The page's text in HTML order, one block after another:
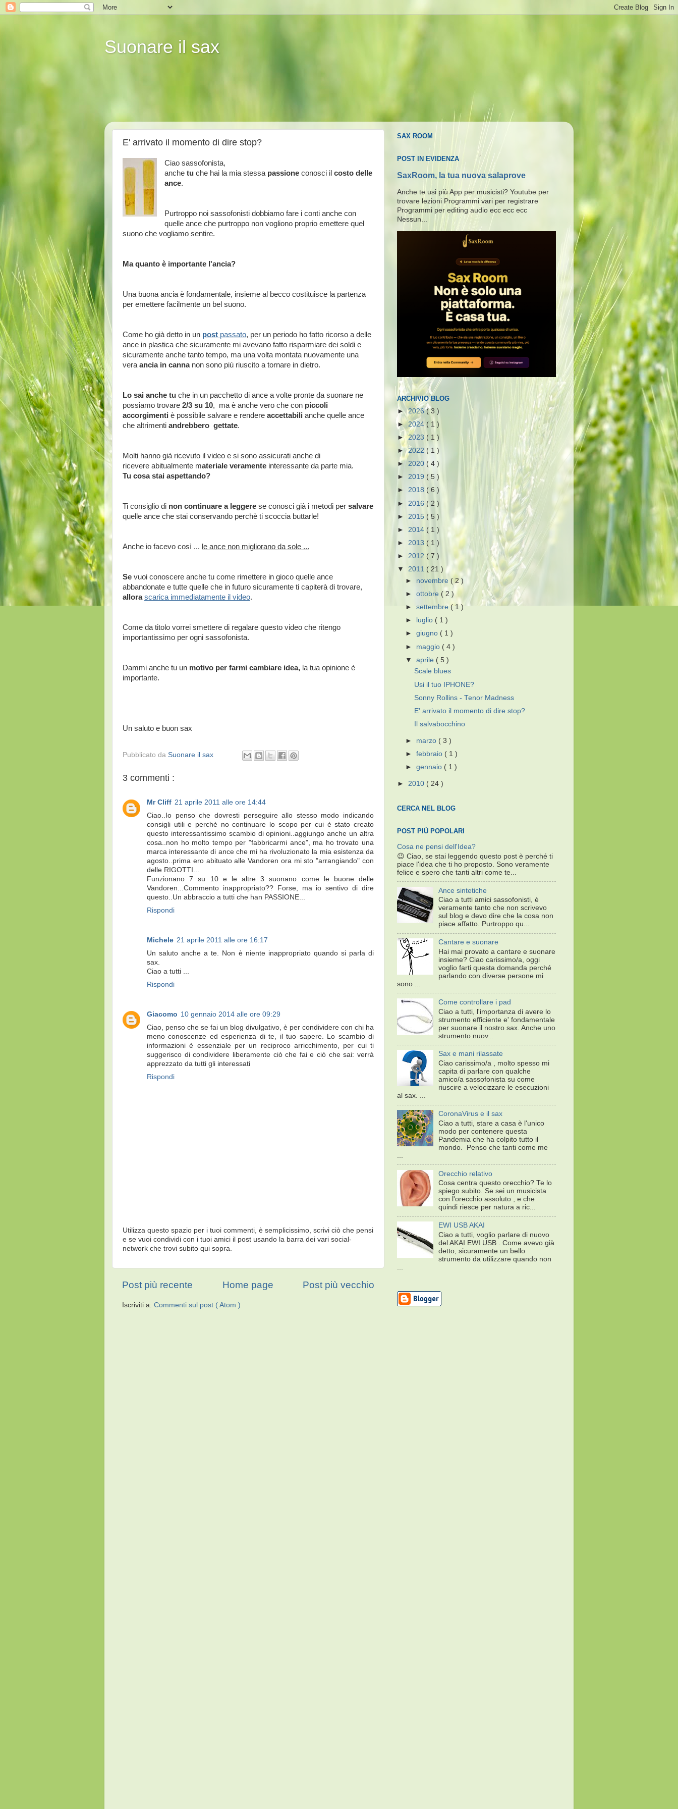
Suonare il sax
E' arrivato il momento di dire stop?
Ciao sassofonista,
anche tuche hai la mia stessa passioneconosci il costo delle
ance.
Purtroppo noi sassofonisti dobbiamo fare i conti anche con
quelle ance che purtroppo non vogliono proprio emettere quel
suono che vogliamo sentire.
Ma quanto è importante l'ancia?
Una buona ancia è fondamentale, insieme al becco costituisce la partenza
per emettere facilmente un bel suono.
Come ho già detto in un post passato, per un periodo ho fatto ricorso a delle
ance in plastica che sicuramente mi avevano fatto risparmiare dei soldi e
sicuramente anche tanto tempo, ma una volta montata nuovamente una
vera ancia in cannanon sono più riuscito a tornare in dietro.
Lo sai anche tu che in un pacchetto di ance a volte pronte da suonare ne
possiamo trovare 2/3 su 10, ma è anche vero che con piccoli
accorgimenti è possibile salvare e rendere accettabili anche quelle ance
che altrimenti andrebbero gettate.
Molti hanno già ricevuto il video e si sono assicurati anche di
ricevere abitualmente materiale veramente interessante da parte mia.
Tu cosa stai aspettando?
Ti consiglio di non continuare a leggere se conosci già i metodi per salvare
quelle ance che stai conservando perchè ti scoccia buttarle!
Anche io facevo così ... le ance non migliorano da sole ...
Se vuoi conoscere anche tu come rimettere in gioco quelle ance
abbandonate e tutte quelle che in futuro sicuramente ti capiterà di trovare,
allora scarica immediatamente il video.
Come da titolo vorrei smettere di regalare questo video che ritengo
importantissimo per ogni sassofonista.
Dammi anche tu un motivo per farmi cambiare idea, la tua opinione è
importante.
Un saluto e buon sax
Pubblicato da Suonare il sax
3 commenti :
Mr Cliff 21 aprile 2011 alle ore 14:44
Ciao..Io penso che dovresti perseguire allo stesso modo indicando
consigli utili e perchè no continuare lo scopo per cui è stato creato
questo interessantissimo scambio di opinioni..aggiungo anche un altra
cosa..non ho molto tempo per "fabbricarmi ance", ma ho trovato una
marca interessante di ance che mi ha rivoluzionato la mia esistenza da
agosto..prima ero abituato alle Vandoren ora mi sto "arrangiando" con
delle RIGOTTI...
Funzionano 7 su 10 e le altre 3 suonano come le buone delle
Vandoren...Commento inappropriato?? Forse, ma io sentivo di dire
questo..Un abbraccio a tutti che han PASSIONE...
Rispondi
Michele 21 aprile 2011 alle ore 16:17
Un saluto anche a te. Non è niente inappropriato quando si parla di
sax.
Ciao a tutti ...
Rispondi
Giacomo 10 gennaio 2014 alle ore 09:29
Ciao, penso che se fai un blog divulgativo, è per condividere con chi ha
meno conoscenze ed esperienza di te, il tuo sapere. Lo scambio di
informazioni è essenziale per un reciproco arricchimento, per cui ti
suggerisco di condividere liberamente ciò che fai e ciò che sai: verrà
apprezzato da tutti gli interessati
Rispondi
Utilizza questo spazio per i tuoi commenti, è semplicissimo, scrivi ciò che pensi
e se vuoi condividi con i tuoi amici il post usando la barra dei vari social-
network che trovi subito qui sopra.
Post più recente Post più vecchio
Home page
Iscriviti a: Commenti sul post ( Atom )
SAX ROOM
POST IN EVIDENZA
SaxRoom, la tua nuova salaprove
Anche te usi più App per musicisti? Youtube per
trovare lezioni Programmi vari per registrare
Programmi per editing audio ecc ecc ecc
Nessun...
ARCHIVIO BLOG
►2026( 3 )
►2024 ( 1 )
►2023 ( 1 )
►2022 ( 1 )
► 2020 ( 4 )
► 2019 ( 5 )
► 2018 ( 6 )
► 2016 ( 2 )
► 2015 ( 5 )
► 2014 ( 1 )
► 2013 ( 1 )
► 2012 ( 7 )
▼ 2011 ( 21 )
► novembre( 2 )
►ottobre ( 2 )
►settembre( 1 )
►
luglio ( 1 )
►giugno ( 1 )
► maggio ( 4 )
▼aprile ( 5 )
Scale blues
Usi il tuo IPHONE?
Sonny Rollins - Tenor Madness
E' arrivato il momento di dire stop?
Il salvabocchino
► marzo ( 3 )
►febbraio ( 1 )
►gennaio ( 1 )
► 2010 ( 24 )
CERCA NEL BLOG
POST PIÙ POPOLARI
Cosa ne pensi dell'Idea?
😉 Ciao, se stai leggendo questo post è perché ti
piace l'idea che ti ho proposto. Sono veramente
felice e spero che tanti altri come te...
Ance sintetiche
Ciao a tutti amici sassofonisti, è
veramente tanto che non scrivevo
sul blog e devo dire che la cosa non
piace affatto. Purtroppo qu...
Cantare e suonare
Hai mai provato a cantare e suonare
insieme? Ciao carissimo/a, oggi
voglio farti questa domanda perché
parlando con diverse persone mi
sono ...
Come controllare i pad
Ciao a tutti, l'importanza di avere lo
strumento efficiente e' fondamentale
per suonare il nostro sax. Anche uno
strumento nuov...
Sax e mani rilassate
Ciao carissimo/a , molto spesso mi
capita di parlare con qualche
amico/a sassofonista su come
riuscire a velocizzare le esecuzioni
al sax. ...
CoronaVirus e il sax
Ciao a tutti, stare a casa è l'unico
modo per contenere questa
Pandemia che ha colpito tutto il
mondo. Penso che tanti come me
Orecchio relativo
Cosa centra questo orecchio? Te lo
spiego subito. Se sei un musicista
con l'orecchio assoluto , e che
quindi riesce per natura a ric...
EWI USB AKAI
Ciao a tutti, voglio parlare di nuovo
del AKAI EWI USB . Come avevo già
detto, sicuramente un bello
strumento da utilizzare quando non